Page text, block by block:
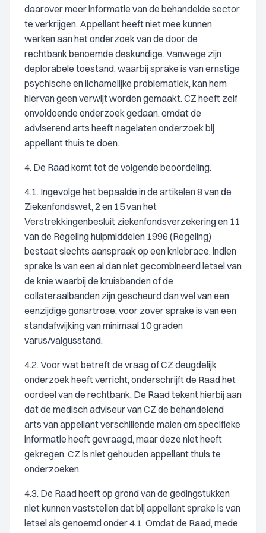
daarover meer informatie van de behandelde sector
te verkrijgen. Appellant heeft niet mee kunnen
werken aan het onderzoek van de door de
rechtbank benoemde deskundige. Vanwege zijn
deplorabele toestand, waarbij sprake is van ernstige
psychische en lichamelijke problematiek, kan hem
hiervan geen verwijt worden gemaakt. CZ heeft zelf
onvoldoende onderzoek gedaan, omdat de
adviserend arts heeft nagelaten onderzoek bij
appellant thuis te doen.
4. De Raad komt tot de volgende beoordeling.
4.1. Ingevolge het bepaalde in de artikelen 8 van de
Ziekenfondswet, 2 en 15 van het
Verstrekkingenbesluit ziekenfondsverzekering en 11
van de Regeling hulpmiddelen 1996 (Regeling)
bestaat slechts aanspraak op een kniebrace, indien
sprake is van een al dan niet gecombineerd letsel van
de knie waarbij de kruisbanden of de
collateraalbanden zijn gescheurd dan wel van een
eenzijdige gonartrose, voor zover sprake is van een
standafwijking van minimaal 10 graden
varus/valgusstand.
4.2. Voor wat betreft de vraag of CZ deugdelijk
onderzoek heeft verricht, onderschrijft de Raad het
oordeel van de rechtbank. De Raad tekent hierbij aan
dat de medisch adviseur van CZ de behandelend
arts van appellant verschillende malen om specifieke
informatie heeft gevraagd, maar deze niet heeft
gekregen. CZ is niet gehouden appellant thuis te
onderzoeken.
4.3. De Raad heeft op grond van de gedingstukken
niet kunnen vaststellen dat bij appellant sprake is van
letsel als genoemd onder 4.1. Omdat de Raad, mede